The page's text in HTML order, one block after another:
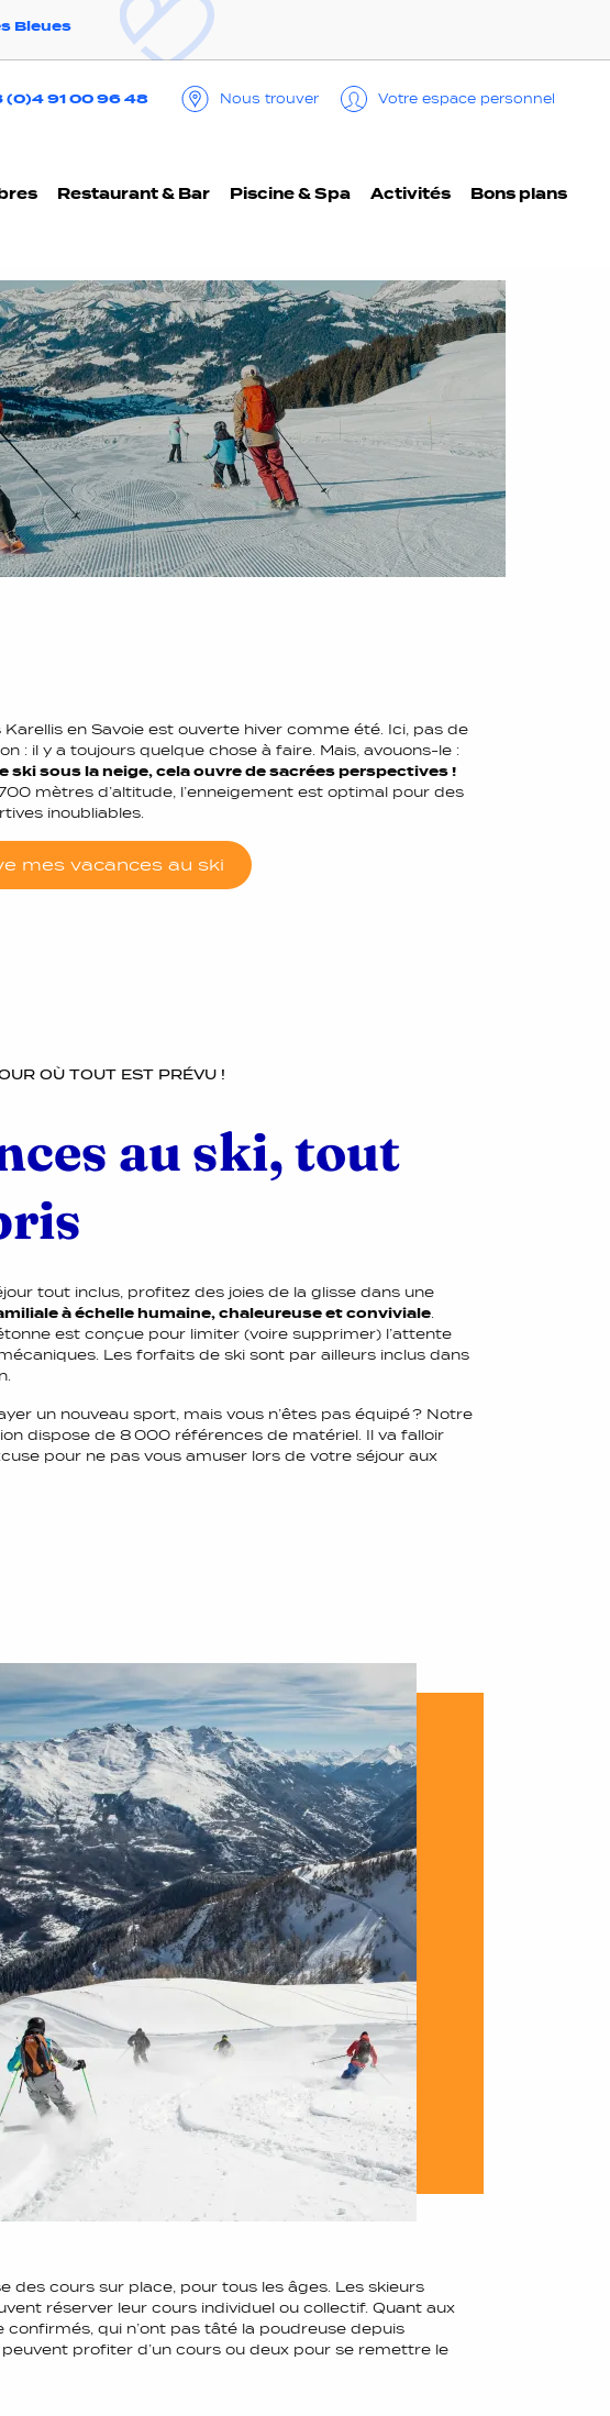
Bleues
Restaurant & Bar Piscine & Spa Activités Bons plans
(0)4 91 00 96 48 Nous trouver Votre espace personnel
en Savoie est ouverte hiver comme été. Ici, pas de
: il y a toujours quelque chose à faire. Mais, avouons-le :
ski sous la neige, cela ouvre de sacrées perspectives !
mètres d’altitude, l’enneigement est optimal pour des
inoubliables.
mes vacances au ski
OÙ TOUT EST PRÉVU !
au ski, tout
tout inclus, profitez des joies de la glisse dans une
à échelle humaine, chaleureuse et conviviale.
est conçue pour limiter (voire supprimer) l’attente
Les forfaits de ski sont par ailleurs inclus dans
un nouveau sport, mais vous n’êtes pas équipé ? Notre
dispose de 8 000 références de matériel. Il va falloir
pour ne pas vous amuser lors de votre séjour aux
des cours sur place, pour tous les âges. Les skieurs
réserver leur cours individuel ou collectif. Quant aux
confirmés, qui n’ont pas tâté la poudreuse depuis
profiter d’un cours ou deux pour se remettre le